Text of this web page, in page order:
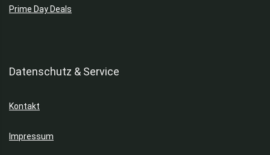
Prime Day Deals
Datenschutz & Service
Kontakt
Impressum